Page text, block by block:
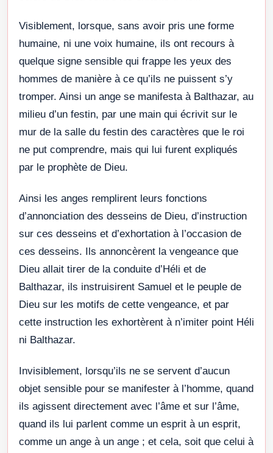
Visiblement, lorsque, sans avoir pris une forme
humaine, ni une voix humaine, ils ont recours à
quelque signe sensible qui frappe les yeux des
hommes de manière à ce qu’ils ne puissent s’y
tromper. Ainsi un ange se manifesta à Balthazar, au
milieu d’un festin, par une main qui écrivit sur le
mur de la salle du festin des caractères que le roi
ne put comprendre, mais qui lui furent expliqués
par le prophète de Dieu.
Ainsi les anges remplirent leurs fonctions
d’annonciation des desseins de Dieu, d’instruction
sur ces desseins et d’exhortation à l’occasion de
ces desseins. Ils annoncèrent la vengeance que
Dieu allait tirer de la conduite d’Héli et de
Balthazar, ils instruisirent Samuel et le peuple de
Dieu sur les motifs de cette vengeance, et par
cette instruction les exhortèrent à n’imiter point Héli
ni Balthazar.
Invisiblement, lorsqu’ils ne se servent d’aucun
objet sensible pour se manifester à l’homme, quand
ils agissent directement avec l’âme et sur l’âme,
quand ils lui parlent comme un esprit à un esprit,
comme un ange à un ange ; et cela, soit que celui à